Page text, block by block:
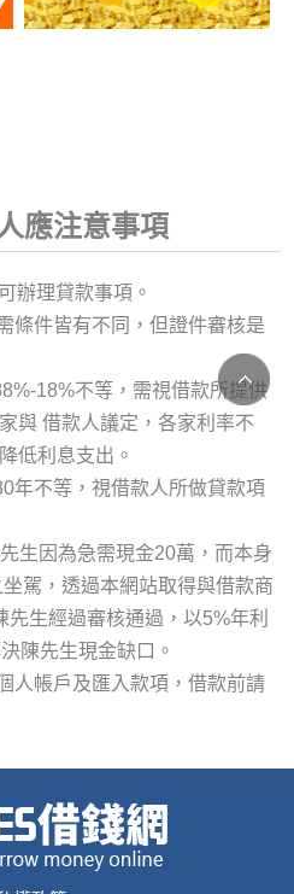
應注意事項
辦理貸款事項。
條件皆有不同，但證件審核是
18%不等，需視借款所提供
與 借款人議定，各家利率不
低利息支出。
年不等，視借款人所做貸款項
生因為急需現金20萬，而本身
駕，透過本網站取得與借款商
生經過審核通過，以5%年利
陳先生現金缺口。
人帳戶及匯入款項，借款前請